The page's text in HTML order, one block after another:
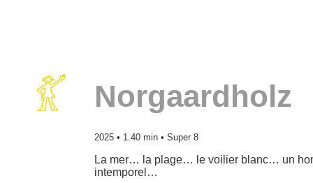
Norgaardholz
2025 • 1.40 min • Super 8
La mer… la plage… le voilier blanc… un
intemporel…